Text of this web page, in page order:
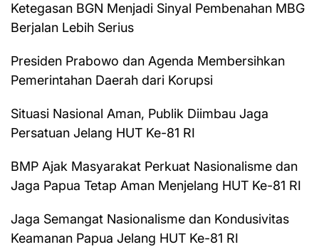
Ketegasan BGN Menjadi Sinyal Pembenahan MBG
Berjalan Lebih Serius
Presiden Prabowo dan Agenda Membersihkan
Pemerintahan Daerah dari Korupsi
Situasi Nasional Aman, Publik Diimbau Jaga
Persatuan Jelang HUT Ke-81 RI
BMP Ajak Masyarakat Perkuat Nasionalisme dan
Jaga Papua Tetap Aman Menjelang HUT Ke-81 RI
Jaga Semangat Nasionalisme dan Kondusivitas
Keamanan Papua Jelang HUT Ke-81 RI